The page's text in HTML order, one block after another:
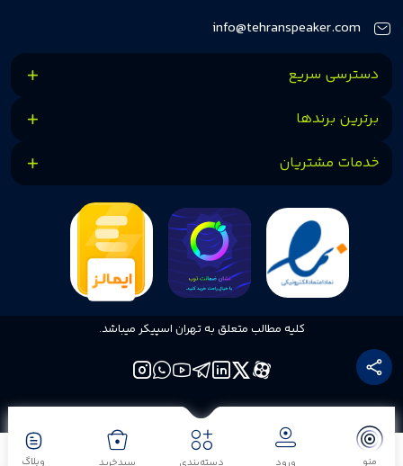
منو ورود دسته‌بندی سبدخرید وبلاگ
کنیم.info@tehranspeaker.com
دسترسی سریع
برترین برندها
خدمات مشتریان
کلیه مطالب متعلق به تهران اسپیکر میباشد.